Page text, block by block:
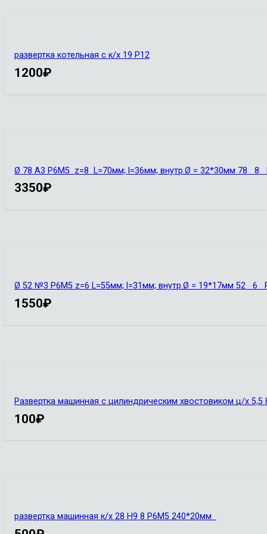
развертка котельная с к/х 19 Р12
1200₽
Ø 78 А3 Р6М5 z=8 L=70мм; l=36мм; внутр.Ø = 32*30мм 78 8
3350₽
Ø 52 №3 Р6М5 z=6 L=55мм; l=31мм; внутр.Ø = 19*17мм 52 6
1550₽
Развертка машинная с цилиндрическим хвостовиком ц/х 5,5
100₽
развертка машинная к/х 28 Н9 8 Р6М5 240*20мм